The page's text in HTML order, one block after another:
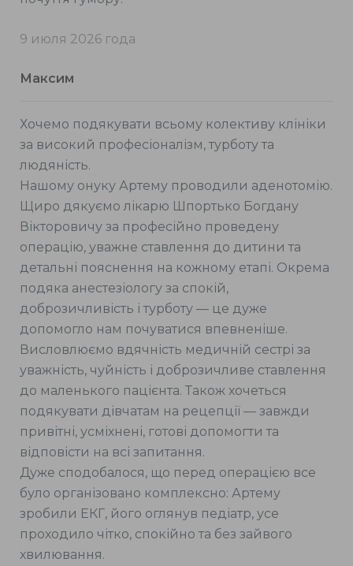
9 июля 2026 года
Максим
Хочемо подякувати всьому колективу клініки
за високий професіоналізм, турботу та
людяність.
Нашому онуку Артему проводили аденотомію.
Щиро дякуємо лікарю Шпортько Богдану
Вікторовичу за професійно проведену
операцію, уважне ставлення до дитини та
детальні пояснення на кожному етапі. Окрема
подяка анестезіологу за спокій,
доброзичливість і турботу — це дуже
допомогло нам почуватися впевненіше.
Висловлюємо вдячність медичній сестрі за
уважність, чуйність і доброзичливе ставлення
до маленького пацієнта. Також хочеться
подякувати дівчатам на рецепції — завжди
привітні, усміхнені, готові допомогти та
відповісти на всі запитання.
Дуже сподобалося, що перед операцією все
було організовано комплексно: Артему
зробили ЕКГ, його оглянув педіатр, усе
проходило чітко, спокійно та без зайвого
хвилювання.